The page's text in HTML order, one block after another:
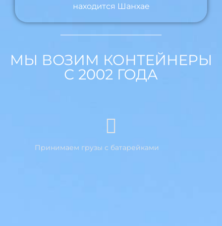
находится Шанхае
МЫ ВОЗИМ КОНТЕЙНЕРЫ
С 2002 ГОДА
Принимаем грузы с батарейками